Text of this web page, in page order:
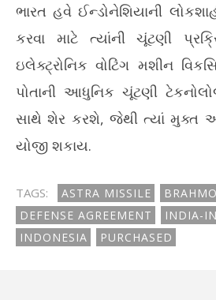
ભારત હવે ઈન્ડોનેશિયાની
કરવા માટે ત્યાંની ચૂંટણી
ઇલેક્ટ્રોનિક વોટિંગ મશીન
પોતાની આધુનિક ચૂંટણી
સાથે શેર કરશે, જેથી ત્યાં મુક્ત
યોજી શકાય.
TAGS: ASTRA MISSILE
DEFENSE AGREEMENT
INDIA-
INDONESIA
PURCHASED